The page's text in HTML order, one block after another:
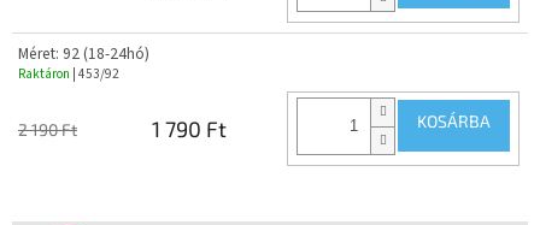
Méret: 92 (18-24hó)
Raktáron | 453/92
2 190 Ft 1 790 Ft KOSÁRBA